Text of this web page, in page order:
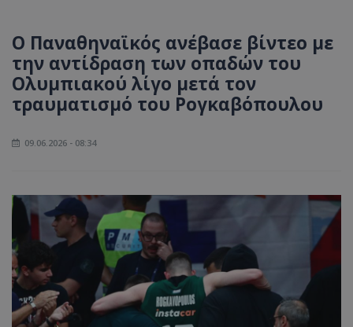
Ο Παναθηναϊκός ανέβασε βίντεο με
την αντίδραση των οπαδών του
Ολυμπιακού λίγο μετά τον
τραυματισμό του Ρογκαβόπουλου
09.06.2026 - 08:34